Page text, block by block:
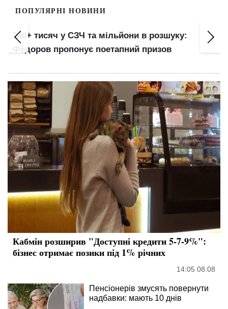
ПОПУЛЯРНІ НОВИНИ
200+ тисяч у СЗЧ та мільйони в розшуку:
Федоров пропонує поетапний призов
Кабмін розширив "Доступні кредити 5-7-9%":
бізнес отримає позики під 1% річних
14:05 08.08
Пенсіонерів змусять повернути
надбавки: мають 10 днів